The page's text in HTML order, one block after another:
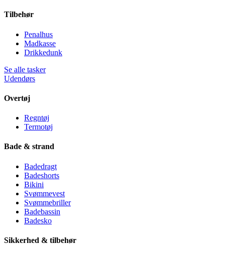
Tilbehør
Penalhus
Madkasse
Drikkedunk
Se alle tasker
Udendørs
Overtøj
Regntøj
Termotøj
Bade & strand
Badedragt
Badeshorts
Bikini
Svømmevest
Svømmebriller
Badebassin
Badesko
Sikkerhed & tilbehør